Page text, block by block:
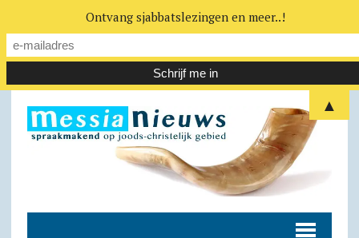
Ontvang sjabbatslezingen en meer..!
▲